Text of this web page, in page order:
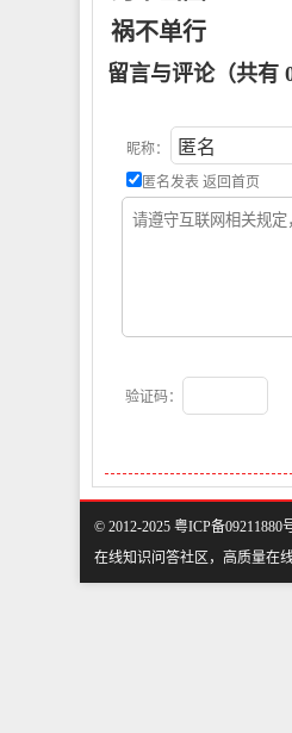
祸不单行
留言与评论（共有
昵称：
匿名发表 返回首页
验证码：
© 2012-2025 粤ICP备09211880
在线知识问答社区，高质量在